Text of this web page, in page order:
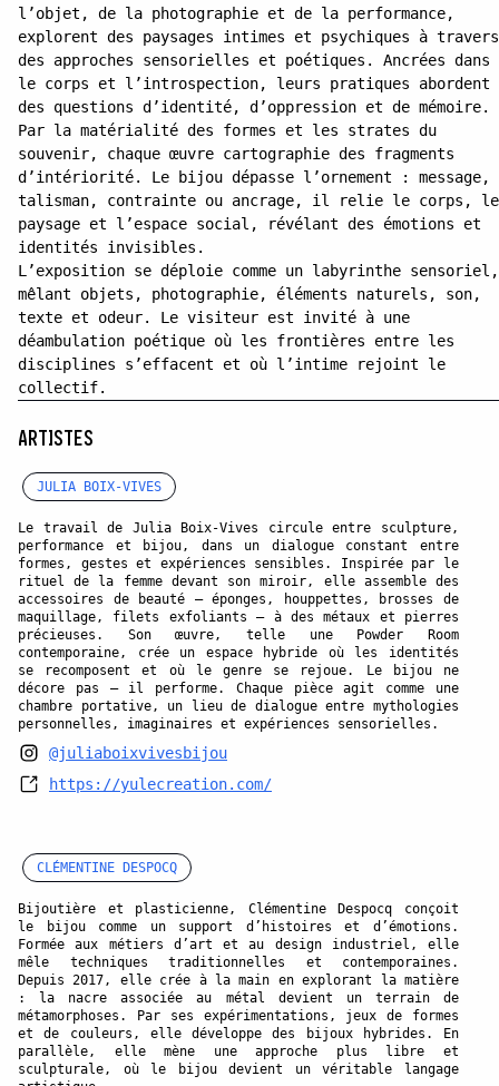
l’objet, de la photographie et de la performance,
explorent des paysages intimes et psychiques à travers
des approches sensorielles et poétiques. Ancrées dans
le corps et l’introspection, leurs pratiques abordent
des questions d’identité, d’oppression et de mémoire.
Par la matérialité des formes et les strates du
souvenir, chaque œuvre cartographie des fragments
d’intériorité. Le bijou dépasse l’ornement : message,
talisman, contrainte ou ancrage, il relie le corps, le
paysage et l’espace social, révélant des émotions et
identités invisibles.
L’exposition se déploie comme un labyrinthe sensoriel,
mêlant objets, photographie, éléments naturels, son,
texte et odeur. Le visiteur est invité à une
déambulation poétique où les frontières entre les
disciplines s’effacent et où l’intime rejoint le
collectif.
ARTISTES
JULIA BOIX-VIVES
Le travail de Julia Boix-Vives circule entre sculpture,
performance et bijou, dans un dialogue constant entre
formes, gestes et expériences sensibles. Inspirée par le
rituel de la femme devant son miroir, elle assemble des
accessoires de beauté — éponges, houppettes, brosses de
maquillage, filets exfoliants — à des métaux et pierres
précieuses. Son œuvre, telle une Powder Room
contemporaine, crée un espace hybride où les identités
se recomposent et où le genre se rejoue. Le bijou ne
décore pas — il performe. Chaque pièce agit comme une
chambre portative, un lieu de dialogue entre mythologies
personnelles, imaginaires et expériences sensorielles.
@juliaboixvivesbijou
https://yulecreation.com/
CLÉMENTINE DESPOCQ
Bijoutière et plasticienne, Clémentine Despocq conçoit
le bijou comme un support d’histoires et d’émotions.
Formée aux métiers d’art et au design industriel, elle
mêle techniques traditionnelles et contemporaines.
Depuis 2017, elle crée à la main en explorant la matière
: la nacre associée au métal devient un terrain de
métamorphoses. Par ses expérimentations, jeux de formes
et de couleurs, elle développe des bijoux hybrides. En
parallèle, elle mène une approche plus libre et
sculpturale, où le bijou devient un véritable langage